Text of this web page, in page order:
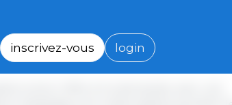
ont progressé à la suite de la
devrait se traduire par un maintien des
inscrivez-vous login